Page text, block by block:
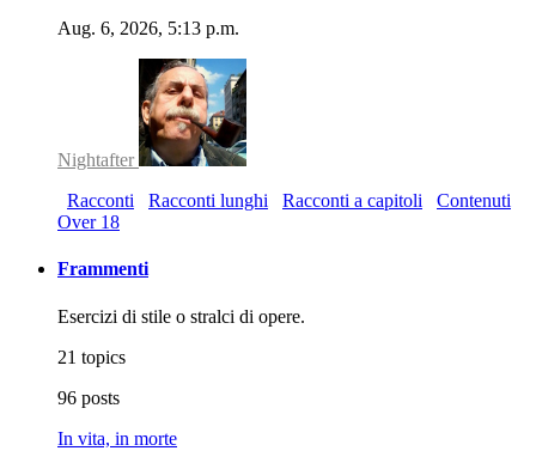
Aug. 6, 2026, 5:13 p.m.
Nightafter
Racconti
Racconti lunghi Racconti a capitoli
Contenuti
Over 18
Frammenti
Esercizi di stile o stralci di opere.
21 topics
96 posts
In vita, in morte